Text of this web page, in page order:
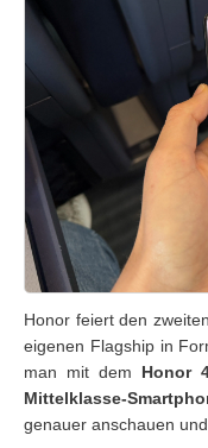
Honor feiert den
eigenen Flagship in
man mit dem Honor
Mittelklasse-
genauer anschauen